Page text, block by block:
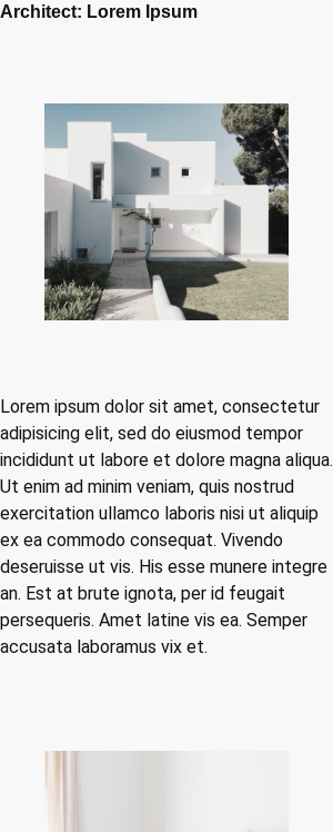
Architect: Lorem Ipsum
Lorem ipsum dolor sit amet, consectetur
adipisicing elit, sed do eiusmod tempor
incididunt ut labore et dolore magna aliqua.
Ut enim ad minim veniam, quis nostrud
exercitation ullamco laboris nisi ut aliquip
ex ea commodo consequat. Vivendo
deseruisse ut vis. His esse munere integre
an. Est at brute ignota, per id feugait
persequeris. Amet latine vis ea. Semper
accusata laboramus vix et.